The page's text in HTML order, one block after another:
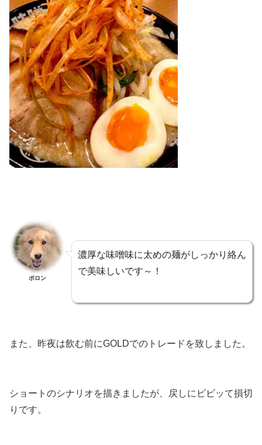
ポロン
濃厚な味噌味に太めの麺がしっかり絡ん
で美味しいです～！
また、昨夜は飲む前にGOLDでのトレードを致しました。
ショートのシナリオを描きましたが、戻しにビビッて損切
りです。